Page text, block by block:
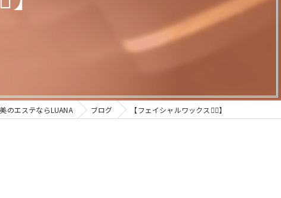
のエステならLUANA ブログ 【フェイシャルワックス💆‍♀️】